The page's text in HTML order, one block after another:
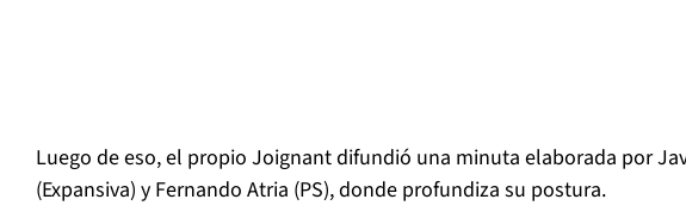
Luego de eso, el propio Joignant difundió una minuta elaborada por
(Expansiva) y Fernando Atria (PS), donde profundiza su postura.